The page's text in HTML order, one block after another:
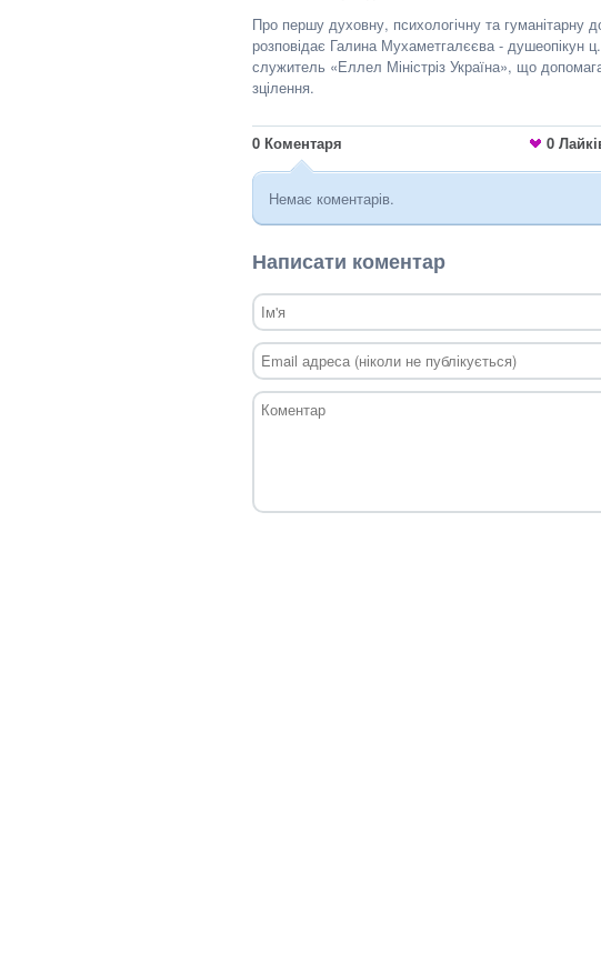
Про першу духовну, психологічну та гуманітарну
розповідає Галина Мухаметгалєєва - душеопікун
служитель «Еллел Міністріз Україна», що
зцілення.
0
0 Коментаря
Немає коментарів.
Написати коментар